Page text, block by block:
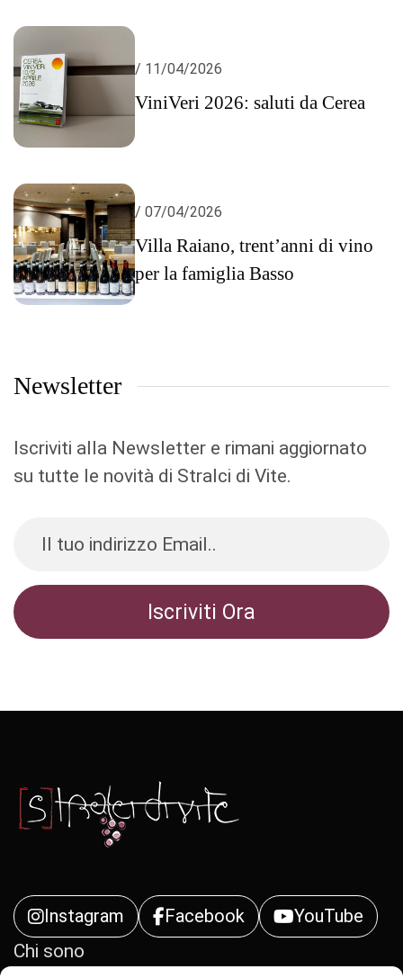
/ 11/04/2026
ViniVeri 2026: saluti da Cerea
/ 07/04/2026
Villa Raiano, trent’anni di vino
per la famiglia Basso
Newsletter
Iscriviti alla Newsletter e rimani aggiornato
su tutte le novità di Stralci di Vite.
Instagram Facebook
YouTube
Chi sono